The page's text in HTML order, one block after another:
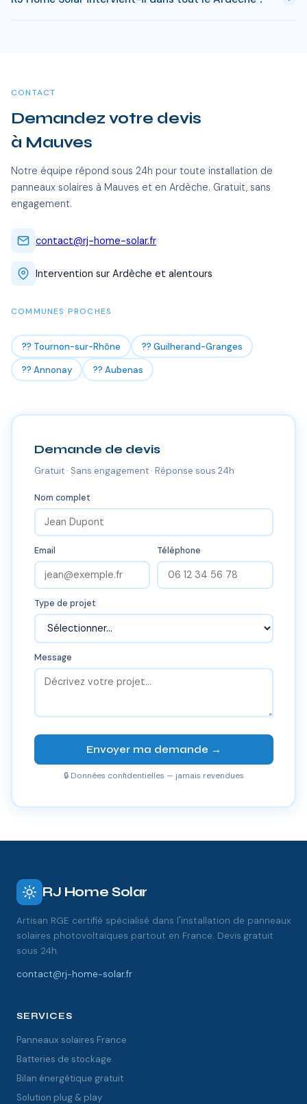
est atteint en 8-10 ans pour une installation standard.
L'electricite produite est ensuite quasi gratuite pendant 15 a
CONTACT
Demandez votre devis
à Mauves
Notre équipe répond sous 24h pour toute installation de
panneaux solaires à Mauves et en Ardèche. Gratuit, sans
engagement.
contact@rj-home-solar.fr
Intervention sur Ardèche et alentours
COMMUNES PROCHES
?? Tournon-sur-Rhône
?? Guilherand-Granges
?? Annonay
?? Aubenas
Demande de devis
Gratuit · Sans engagement · Réponse sous 24h
Nom complet
Email Téléphone
Type de projet
Message
Envoyer ma demande →
🔒 Données confidentielles — jamais revendues
RJ Home Solar
Artisan RGE certifié spécialisé dans l'installation de panneaux
solaires photovoltaïques partout en France. Devis gratuit
sous 24h.
contact@rj-home-solar.fr
SERVICES
Panneaux solaires France
Batteries de stockage
Bilan énergétique gratuit
Solution plug & play